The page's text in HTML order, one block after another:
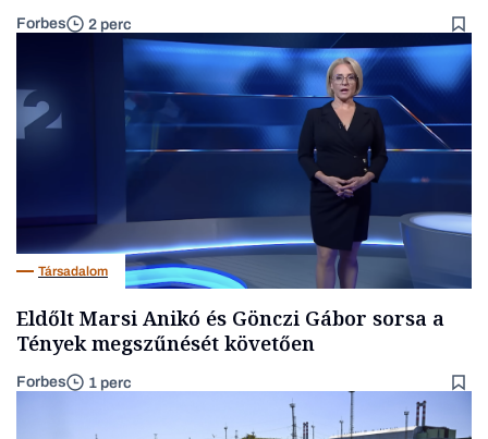
Forbes 2 perc
Társadalom
Eldőlt Marsi Anikó és Gönczi Gábor sorsa a
Tények megszűnését követően
Forbes 1 perc